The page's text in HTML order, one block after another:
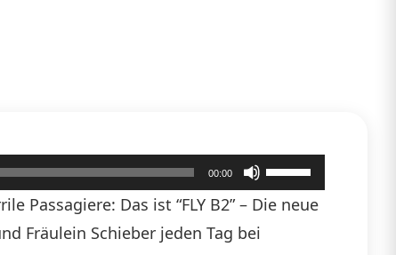
00:00
Pfeiltasten
Hoch/Runter
Passagiere: Das ist “FLY B2” – Die neue
Fräulein Schieber jeden Tag bei